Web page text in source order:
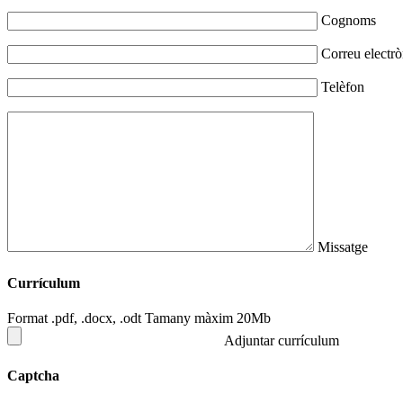
Cognoms
Correu
Telèfon
Missatge
Currículum
Format .pdf, .docx, .odt Tamany màxim 20Mb
Adjuntar currículum
Captcha